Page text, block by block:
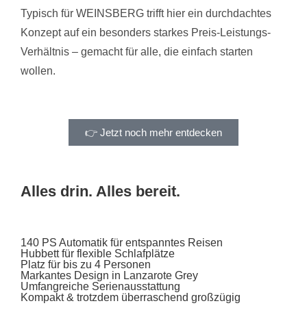
Typisch für WEINSBERG trifft hier ein durchdachtes
Konzept auf ein besonders starkes Preis-Leistungs-
Verhältnis – gemacht für alle, die einfach starten
wollen.
👉 Jetzt noch mehr entdecken
Alles drin. Alles bereit.
140 PS Automatik für entspanntes Reisen
Hubbett für flexible Schlafplätze
Platz für bis zu 4 Personen
Markantes Design in Lanzarote Grey
Umfangreiche Serienausstattung
Kompakt & trotzdem überraschend großzügig